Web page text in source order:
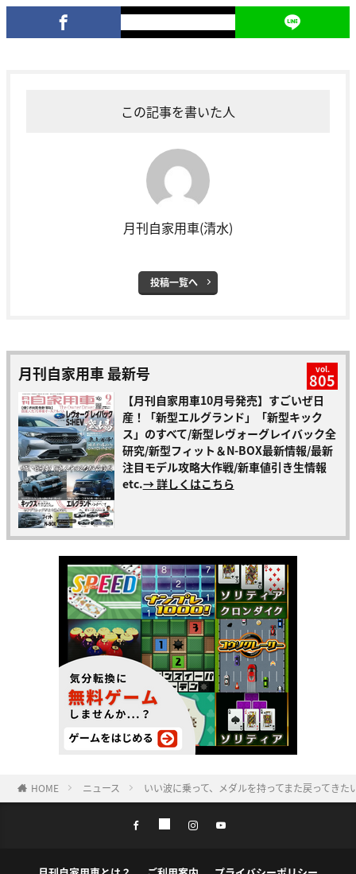
この記事を書いた人
月刊自家用車(清水)
投稿一覧へ
月刊自家用車 最新号 vol.
805
【月刊自家用車10月号発売】すごいぜ日
産！「新型エルグランド」「新型キック
ス」のすべて/新型レヴォーグレイバック全
研究/新型フィット＆N-BOX最新情報/最新
注目モデル攻略大作戦/新車値引き生情報
etc.→ 詳しくはこちら
HOME ニュース いい波に乗って、メダルを持ってまた戻ってき